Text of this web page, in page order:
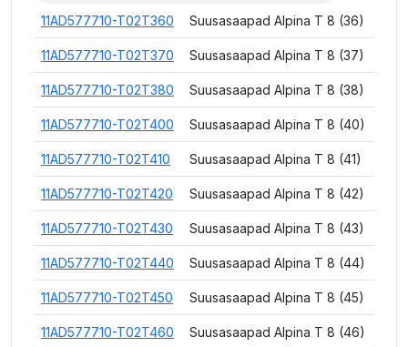
11AD577710-T02T360 Suusasaapad Alpina T 8 (36)
11AD577710-T02T370 Suusasaapad Alpina T 8 (37)
11AD577710-T02T380 Suusasaapad Alpina T 8 (38)
11AD577710-T02T400 Suusasaapad Alpina T 8 (40)
11AD577710-T02T410 Suusasaapad Alpina T 8 (41)
11AD577710-T02T420 Suusasaapad Alpina T 8 (42)
11AD577710-T02T430 Suusasaapad Alpina T 8 (43)
11AD577710-T02T440 Suusasaapad Alpina T 8 (44)
11AD577710-T02T450 Suusasaapad Alpina T 8 (45)
11AD577710-T02T460 Suusasaapad Alpina T 8 (46)